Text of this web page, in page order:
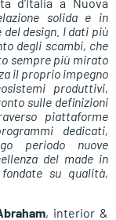
solida e in
del design. I dati più
degli scambi, che
sempre più mirato
il proprio impegno
produttivi,
sulle definizioni
piattaforme
dedicati,
periodo nuove
del made in
su qualità,
, interior &